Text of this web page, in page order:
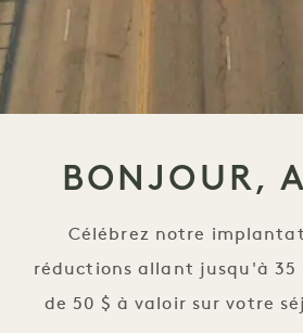
BONJOUR,
Célébrez notre
réductions allant jusqu'à 35
de 50 $ à valoir sur votre